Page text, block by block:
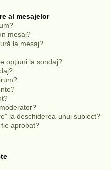
al mesajelor
mesaj?
la mesaj?
opţiuni la sondaj?
la deschiderea unui subiect?
aprobat?